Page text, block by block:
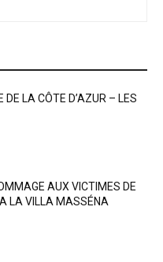
DE LA CÔTE D’AZUR – LES
AUX VICTIMES DE
LA VILLA MASSÉNA